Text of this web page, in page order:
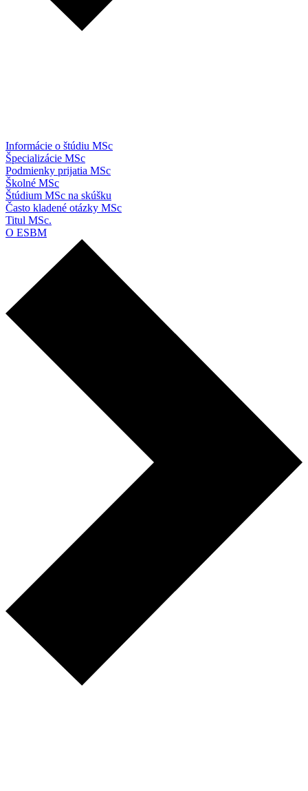
Informácie o štúdiu MSc
Špecializácie MSc
Podmienky prijatia MSc
Školné MSc
Štúdium MSc na skúšku
Často kladené otázky MSc
Titul MSc.
O ESBM